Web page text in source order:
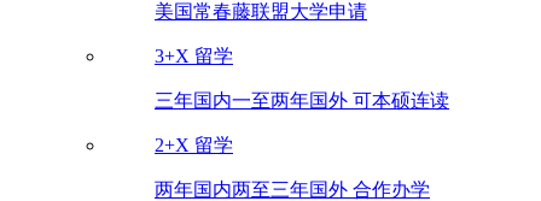
美国常春藤联盟大学申请
3+X 留学
三年国内一至两年国外 可本硕连读
2+X 留学
两年国内两至三年国外 合作办学